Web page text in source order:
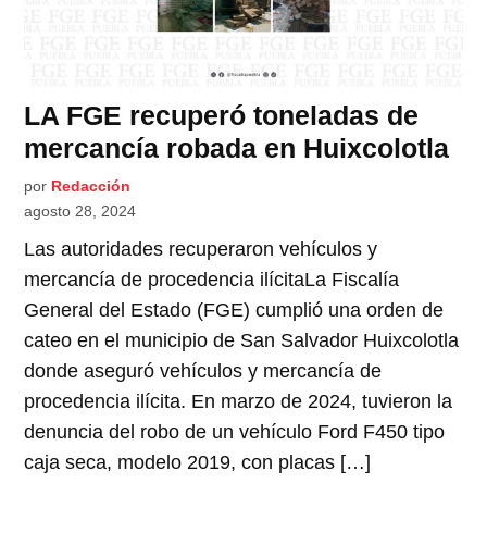
LA FGE recuperó toneladas de
mercancía robada en Huixcolotla
por Redacción
agosto 28, 2024
Las autoridades recuperaron vehículos y
mercancía de procedencia ilícitaLa Fiscalía
General del Estado (FGE) cumplió una orden de
cateo en el municipio de San Salvador Huixcolotla
donde aseguró vehículos y mercancía de
procedencia ilícita. En marzo de 2024, tuvieron la
denuncia del robo de un vehículo Ford F450 tipo
caja seca, modelo 2019, con placas […]